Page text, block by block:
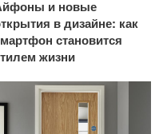
и новые
в дизайне: как
становится
жизни